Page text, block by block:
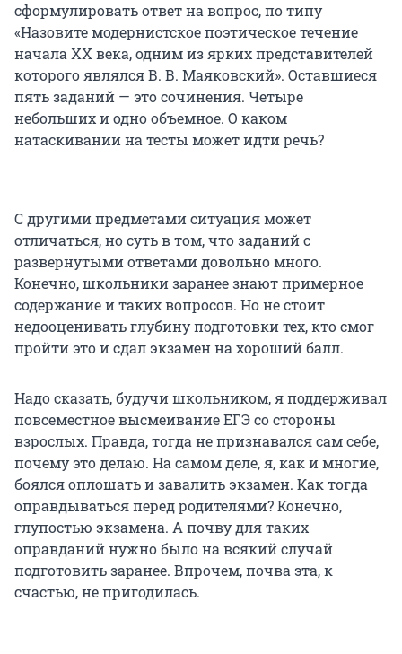
сформулировать ответ на вопрос, по типу
«Назовите модернистское поэтическое течение
начала XX века, одним из ярких представителей
которого являлся В. В. Маяковский». Оставшиеся
пять заданий — это сочинения. Четыре
небольших и одно объемное. О каком
натаскивании на тесты может идти речь?
С другими предметами ситуация может
отличаться, но суть в том, что заданий с
развернутыми ответами довольно много.
Конечно, школьники заранее знают примерное
содержание и таких вопросов. Но не стоит
недооценивать глубину подготовки тех, кто смог
пройти это и сдал экзамен на хороший балл.
Надо сказать, будучи школьником, я поддерживал
повсеместное высмеивание ЕГЭ со стороны
взрослых. Правда, тогда не признавался сам себе,
почему это делаю. На самом деле, я, как и многие,
боялся оплошать и завалить экзамен. Как тогда
оправдываться перед родителями? Конечно,
глупостью экзамена. А почву для таких
оправданий нужно было на всякий случай
подготовить заранее. Впрочем, почва эта, к
счастью, не пригодилась.